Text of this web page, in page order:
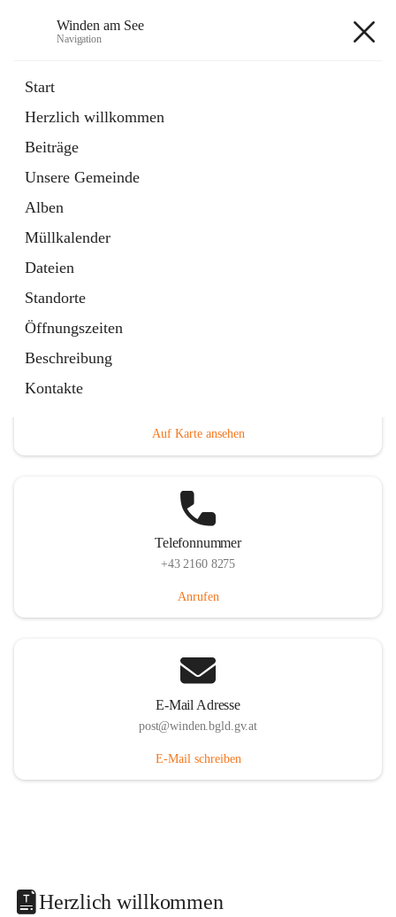
Winden am See
Navigation
Start
Herzlich willkommen
Beiträge
Unsere Gemeinde
Alben
Müllkalender
Dateien
Standorte
Öffnungszeiten
Beschreibung
Kontakte
Externe Webseite
in
Tab
Bebauungsplan
öffnet
in
neuem
Tab
Auf Karte ansehen
Telefonnummer
+43 2160 8275
Anrufen
E-Mail Adresse
post@winden.bgld.gv.at
E-Mail schreiben
Herzlich willkommen